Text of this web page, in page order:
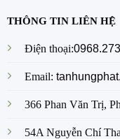
THÔNG TIN LIÊN HỆ
Điện thoại:
Email:
366 Phan Văn Trị,
54A Nguyễn Chí